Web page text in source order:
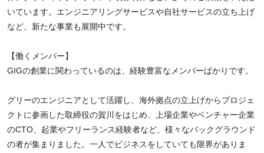
いています。エンジニアリングサービスや自社サービスの立ち上げ
など、新たな事業も展開中です。
【働くメンバー】
GIGの創業に関わっているのは、経験豊富なメンバーばかりです。
グリーのエンジニアとして活躍し、海外拠点の立上げからプロジェ
クトに参画した取締役の賀川をはじめ、上場企業やベンチャー企業
のCTO、起業やフリーランス経験者など、様々なバックグラウンド
の者が集まりました。一人でビジネスをしていても限界がありま